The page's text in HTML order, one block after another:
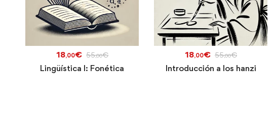
18,00€ 55,00€
Lingüística I: Fonética
18,00€ 55,00€
Introducción a los hanzi